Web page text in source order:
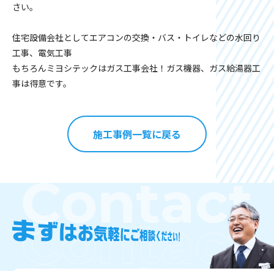
さい。
住宅設備会社としてエアコンの交換・バス・トイレなどの水回り
工事、電気工事
もちろんミヨシテックはガス工事会社！ガス機器、ガス給湯器工
事は得意です。
施工事例一覧に戻る